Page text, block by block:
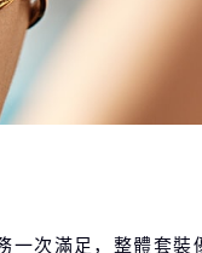
一次滿足，整體套裝